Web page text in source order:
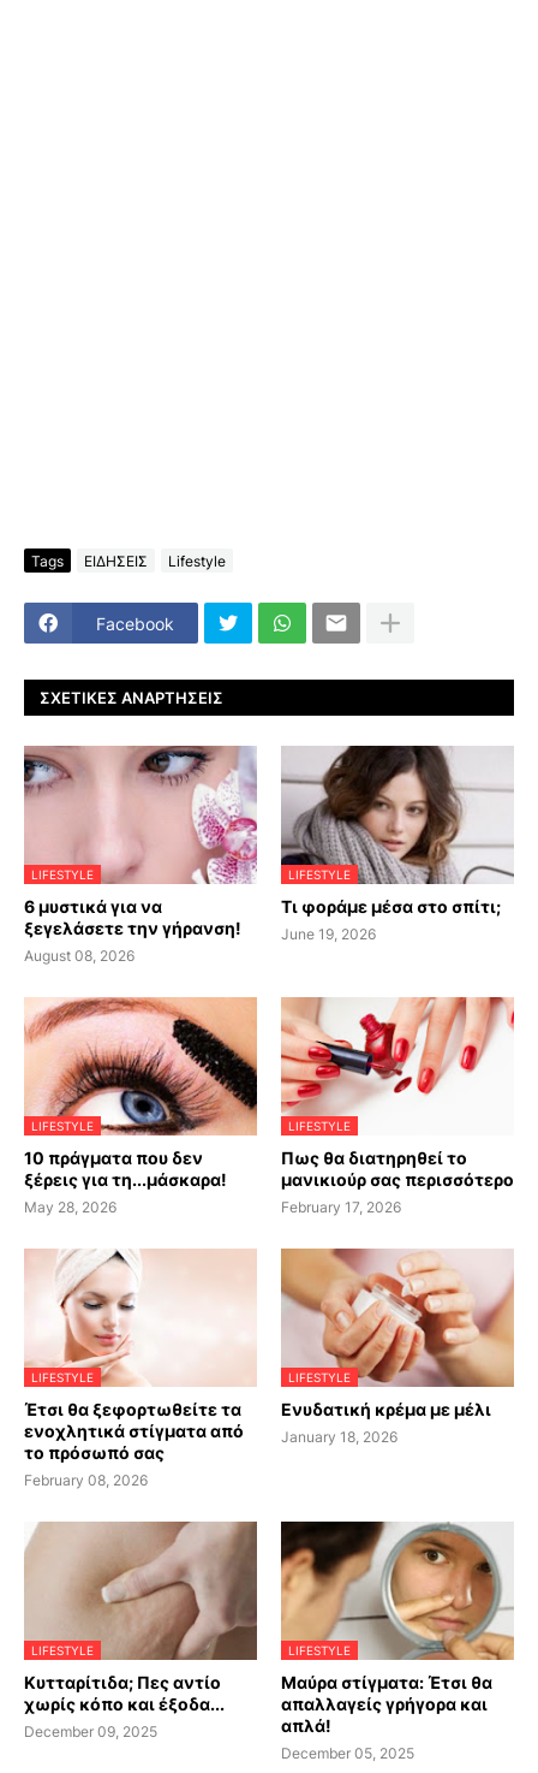
Tags ΕΙΔΗΣΕΙΣ Lifestyle
Facebook
ΣΧΕΤΙΚΈΣ ΑΝΑΡΤΉΣΕΙΣ
LIFESTYLE
6 μυστικά για να
ξεγελάσετε την γήρανση!
August 08, 2026
LIFESTYLE
Τι φοράμε μέσα στο σπίτι;
June 19, 2026
LIFESTYLE
10 πράγματα που δεν
ξέρεις για τη...μάσκαρα!
May 28, 2026
LIFESTYLE
Πως θα διατηρηθεί το
μανικιούρ σας περισσότερο
February 17, 2026
LIFESTYLE
Έτσι θα ξεφορτωθείτε τα
ενοχλητικά στίγματα από
το πρόσωπό σας
February 08, 2026
LIFESTYLE
Ενυδατική κρέμα με μέλι
January 18, 2026
LIFESTYLE
Κυτταρίτιδα; Πες αντίο
χωρίς κόπο και έξοδα...
December 09, 2025
LIFESTYLE
Μαύρα στίγματα: Έτσι θα
απαλλαγείς γρήγορα και
απλά!
December 05, 2025